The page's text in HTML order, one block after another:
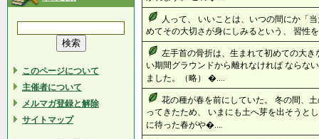
このページについて
主催者について
メルマガ登録と解除
サイトマップ
人って、 いいことは、いつの間にか「
めてその大切さが身にしみるという、 習性
左手首の骨折は、生まれて初めての大
い期間グラウンドから離れなければ ならな
ました。（略） �....
花の種が春を前にしていた。 冬の間、
ってきたため、 いまにも土へ芽を出そうと
に待った春がや�....